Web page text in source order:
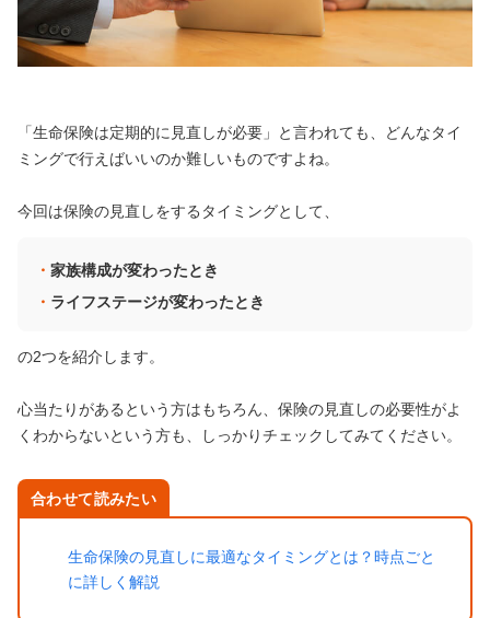
「生命保険は定期的に見直しが必要」と言われても、どんなタイ
ミングで行えばいいのか難しいものですよね。
今回は保険の見直しをするタイミングとして、
家族構成が変わったとき
ライフステージが変わったとき
の2つを紹介します。
心当たりがあるという方はもちろん、保険の見直しの必要性がよ
くわからないという方も、しっかりチェックしてみてください。
合わせて読みたい
生命保険の見直しに最適なタイミングとは？時点ごと
に詳しく解説